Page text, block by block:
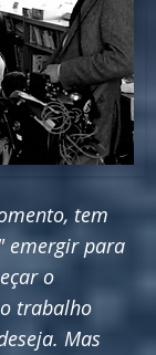
tem
emergir para
o
trabalho
Mas